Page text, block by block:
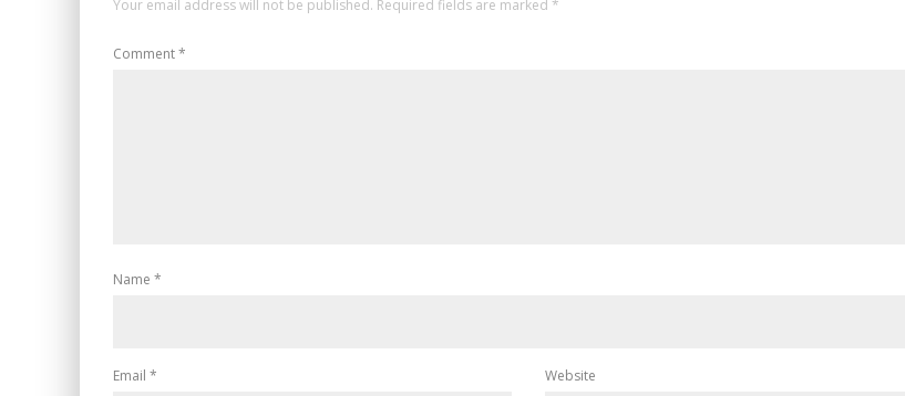
Your email address will not be published. Required fields are marked *
Comment*
Name *
Email * Website